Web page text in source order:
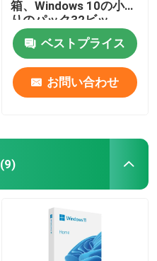
箱、Windows 10の小売
りのパック32ビッ
ト/64ビット
ベストプライス
お問い合わせ
(9)